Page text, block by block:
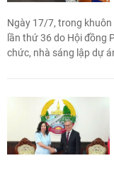
Ngày 17/7, trong khuôn
lần thứ 36 do Hội đồng
chức, nhà sáng lập dự
bè quốc tế.